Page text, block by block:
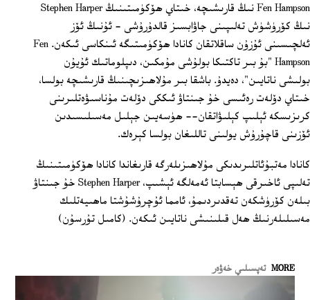
Fen Hampson نىڭ قارىشىچە، خىتاي ھۆكۈمىتىنىڭ Stephen Harper
نىڭ كۆرۈشۈش تەلىپىنى جاۋابسىز قالدۇرۇشى - ئۇنىڭ ئۆز
ئەلچىسىنى ئۇزۇن ساقلاتقان كانادا ھۆكۈمىتىگە ئىنكاسى ئىكەن. Fen
Hampson "بۇ بىر تاكتىكا بولۇشى مۇمكىن، دىپلوماتىك ئۇيۇن
بولىشى ناتايىن"، دەيدۇ. باشقا بىر مۇلاھىزىچىنىڭ قارىشىچە بولسا،
خىتاي دۆلەت رەئىسى خۇ جىنتاۋ ئىككى دۆلەت مۇناسىۋەتلىرىنى
كرىزىسكە ئېلىپ كېلىۋاتقان-- ھۈسەيىن جېلىل مەسىلىسىدىن
ئۆزىنى قاچۇرۇش يولىنى تاللىغان بولسا كېرەك.
كانادا مەتبۇئاتلىرىدىكى مۇلاھىزىلەرگە قارىغاندا كانادا ھۆكۈمىتىنىڭ
تەلىپى ئاخىرقى ھېسابتا ئەمەلگە ئېشىپ، Stephen Harper خۇ جىنتاۋ
بىلەن كۆرۈشكەن تەقدىردىمۇ، ئامما ئۇچرۇشۇشتا ماھىيەتلىك
مەسىلىلەرنىڭ ھەل قىلىنىشى ناتايىن ئىكەن. (كامىل تۇرسۇن)
MORE تەپسىلىي خەۋەر